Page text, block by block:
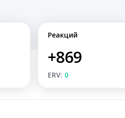
Реакций
+869
ERV: 0